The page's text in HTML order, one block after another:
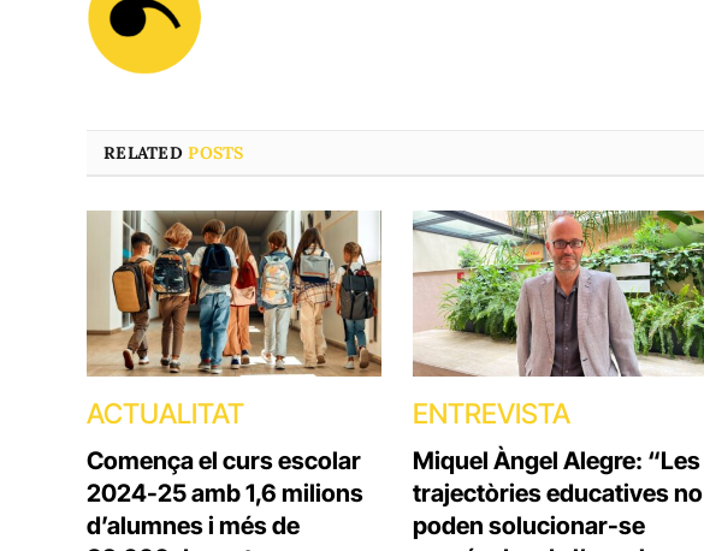
RELATEDPOSTS
ACTUALITAT
Comença el curs escolar
2024-25 amb 1,6 milions
d’alumnes i més de
ENTREVISTA
Miquel Àngel Alegre: “Les
trajectòries educatives no
poden solucionar-se